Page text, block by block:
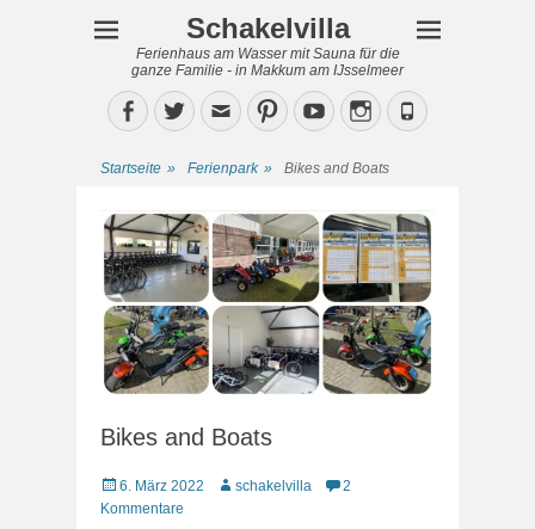
Schakelvilla
Ferienhaus am Wasser mit Sauna für die
ganze Familie - in Makkum am IJsselmeer
Facebook
TwitterEmailPinterestYouTubeInstagram
Phone
Startseite » Ferienpark » Bikes and Boats
Bikes and Boats
Veröffentlicht
am
6. März 2022 Autorschakelvilla
2
Kommentare